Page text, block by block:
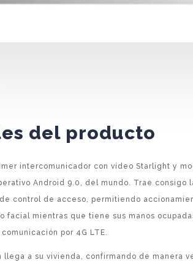
del producto
intercomunicador con vídeo Starlight y
Android 9.0, del mundo. Trae consigo
control de acceso, permitiendo
facial mientras que tiene sus manos
por 4G LTE.
llega a su vivienda, confirmando de manera